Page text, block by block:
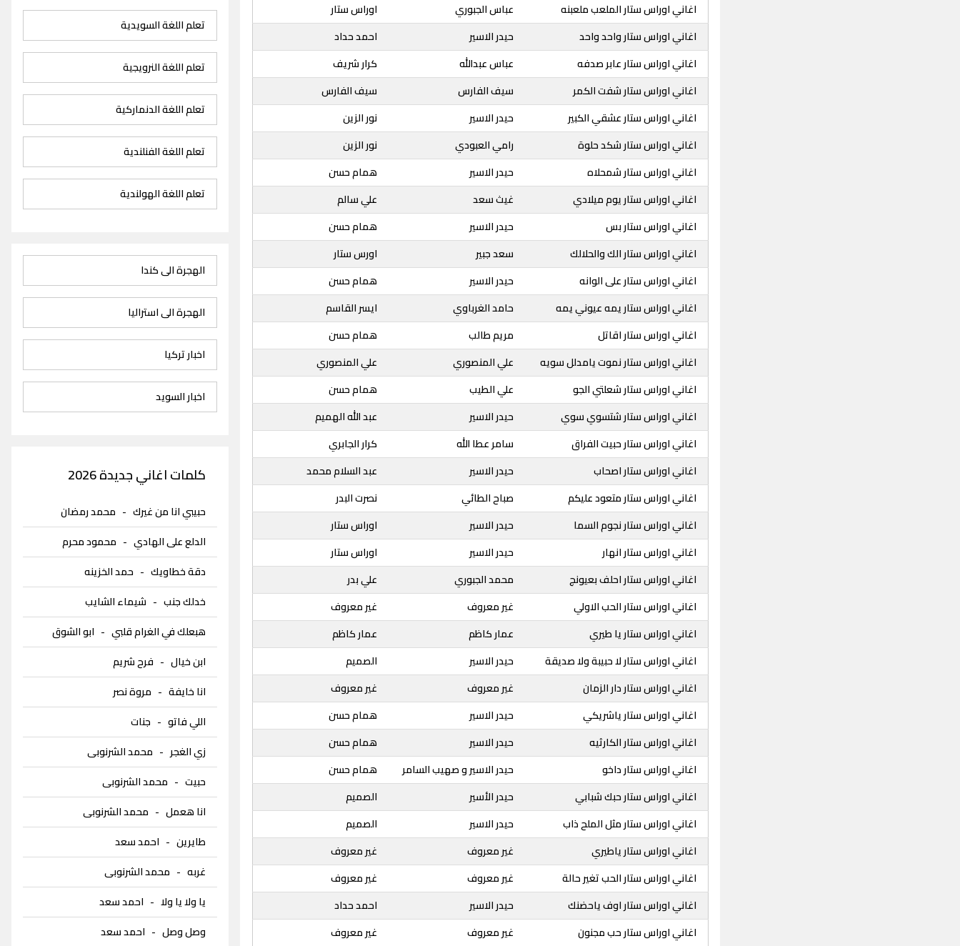
اغاني اوراس ستار الملعب ملعبنه
عباس الجبوري
اوراس ستار
اغاني اوراس ستار واحد واحد
حيدر الاسير
احمد حداد
اغاني اوراس ستار عابر صدفه
عباس عبدالله
كرار شريف
اغاني اوراس ستار شفت الكمر
سيف الفارس
سيف الفارس
اغاني اوراس ستار عشقي الكبير
حيدر الاسير
نور الزين
اغاني اوراس ستار شكد حلوة
رامي العبودي
نور الزين
اغاني اوراس ستار شمحلاه
حيدر الاسير
همام حسن
اغاني اوراس ستار يوم ميلادي
غيث سعد
علي سالم
اغاني اوراس ستار بس
حيدر الاسير
همام حسن
اغاني اوراس ستار الك والحلالك
سعد جبير
اورس ستار
اغاني اوراس ستار على الوانه
حيدر الاسير
همام حسن
اغاني اوراس ستار يمه عيوني يمه
حامد الغرباوي
ايسر القاسم
اغاني اوراس ستار اقاتل
مريم طالب
همام حسن
اغاني اوراس ستار نموت يامدلل سويه
علي المنصوري
علي المنصوري
اغاني اوراس ستار شعلتي الجو
علي الطيب
همام حسن
اغاني اوراس ستار شتسوي سوي
حيدر الاسير
عبد الله الهميم
اغاني اوراس ستار حبيت الفراق
سامر عطا الله
كرار الجابري
اغاني اوراس ستار اصحاب
حيدر الاسير
عبد السلام محمد
اغاني اوراس ستار متعود عليكم
صباح الطائي
نصرت البدر
اغاني اوراس ستار نجوم السما
حيدر الاسير
اوراس ستار
اغاني اوراس ستار انهار
حيدر الاسير
اوراس ستار
اغاني اوراس ستار احلف بعيونج
محمد الجبوري
علي بدر
اغاني اوراس ستار الحب الاولي
غير معروف
غير معروف
اغاني اوراس ستار يا طيري
عمار كاظم
عمار كاظم
اغاني اوراس ستار لا حبيبة ولا صديقة
حيدر الاسير
الصميم
اغاني اوراس ستار دار الزمان
غير معروف
غير معروف
اغاني اوراس ستار ياشريكي
حيدر الاسير
همام حسن
اغاني اوراس ستار الكارثيه
حيدر الاسير
همام حسن
اغاني اوراس ستار داخو
حيدر الاسير و صهيب السامر
همام حسن
اغاني اوراس ستار حبك شبابي
حيدر الأسير
الصميم
اغاني اوراس ستار مثل الملح ذاب
حيدر الاسير
الصميم
اغاني اوراس ستار ياطيري
غير معروف
غير معروف
اغاني اوراس ستار الحب تغير حالة
غير معروف
غير معروف
اغاني اوراس ستار اوف ياحضنك
حيدر الاسير
احمد حداد
اغاني اوراس ستار حب مجنون
غير معروف غير معروف
تعلم اللغة السويدية
تعلم اللغة النرويجية
تعلم اللغة الدنماركية
تعلم اللغة الفنلندية
تعلم اللغة الهولندية
الهجرة الى كندا
الهجرة الى استراليا
اخبار تركيا
اخبار السويد
كلمات اغاني جديدة 2026
حبيبي انا من غيرك- محمد رمضان
الدلع على الهادي- محمود محرم
دقة خطاويك- حمد الخزينه
خدلك جنب- شيماء الشايب
هبعلك في الغرام قلبي- ابو الشوق
ابن خيال- فرح شريم
انا خايفة- مروة نصر
اللي فاتو- جنات
زي الغجر - محمد الشرنوبى
حبيت- محمد الشرنوبى
انا هعمل- محمد الشرنوبى
طايرين- احمد سعد
غربه- محمد الشرنوبى
يا ولا يا ولا- احمد سعد
وصل وصل- احمد سعد